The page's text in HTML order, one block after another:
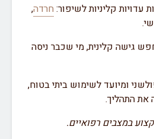
עדויות קליניות לשיפור: חרדה,
גישה קלינית, מי שכבר ניסה
ומיועד לשימוש ביתי בטוח,
את התהליך.
במצבים רפואיים.